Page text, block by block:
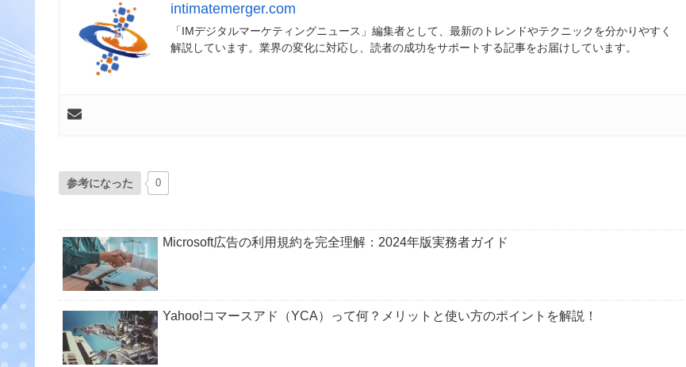
intimatemerger.com
「IMデジタルマーケティングニュース」編集者として、最新のトレンドやテクニックを分かりやすく
解説しています。業界の変化に対応し、読者の成功をサポートする記事をお届けしています。
参考になった 0
Microsoft広告の利用規約を完全理解：2024年版実務者ガイド
Yahoo!コマースアド（YCA）って何？メリットと使い方のポイントを解説！